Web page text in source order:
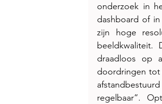
onderzoek in
dashboard of in
zijn hoge
beeldkwaliteit.
draadloos op
doordringen tot
regelbaar”.